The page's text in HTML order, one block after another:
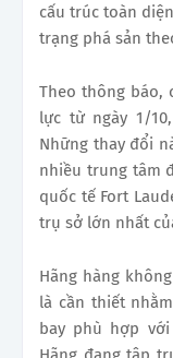
cấu trúc toàn
trạng phá sản
Theo thông báo,
lực từ ngày 1/
Những thay đổi
nhiều trung tâm
quốc tế Fort
trụ sở lớn nhất
Hãng hàng
là cần thiết
bay phù hợp